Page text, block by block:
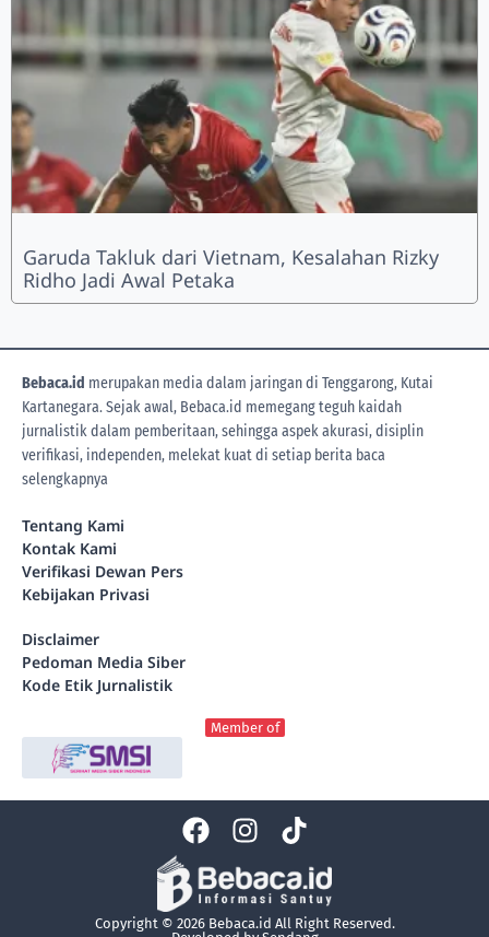
Garuda Takluk dari Vietnam, Kesalahan Rizky
Ridho Jadi Awal Petaka
Bebaca.id merupakan media dalam jaringan di Tenggarong, Kutai
Kartanegara. Sejak awal, Bebaca.id memegang teguh kaidah
jurnalistik dalam pemberitaan, sehingga aspek akurasi, disiplin
verifikasi, independen, melekat kuat di setiap berita baca
selengkapnya
Tentang Kami
Kontak Kami
Verifikasi Dewan Pers
Kebijakan Privasi
Disclaimer
Pedoman Media Siber
Kode Etik Jurnalistik
Member of
Copyright © 2026 Bebaca.id All Right Reserved.